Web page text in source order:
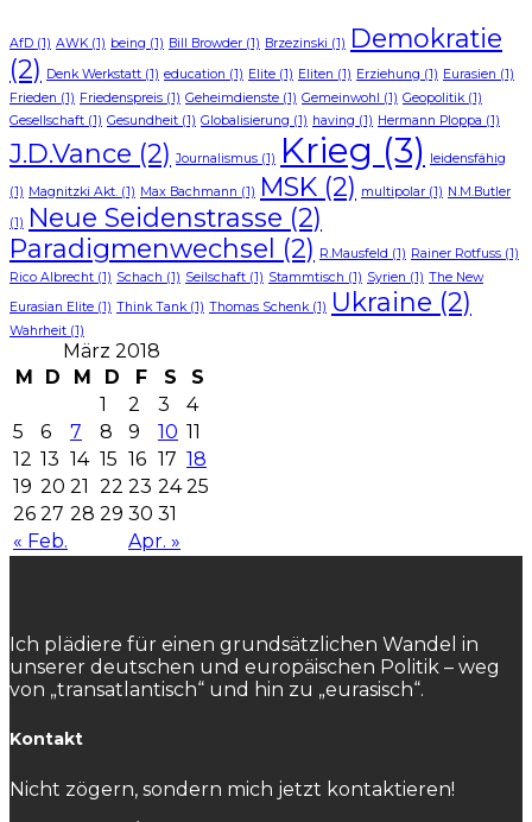
AfD (1) AWK(1) being (1) Bill Browder (1) Brzezinski (1) Demokratie
(2) Denk Werkstatt (1) education (1) Elite (1) Eliten (1) Erziehung (1) Eurasien (1)
Frieden (1) Friedenspreis (1) Geheimdienste (1) Gemeinwohl (1) Geopolitik(1)
Gesellschaft (1) Gesundheit (1) Globalisierung (1) having (1) Hermann Ploppa (1)
J.D.Vance (2) Journalismus (1) Krieg (3) leidensfähig
(1) Magnitzki Akt. (1) Max Bachmann (1) MSK (2) multipolar (1) N.M.Butler
(1) Neue Seidenstrasse (2)
Paradigmenwechsel (2) R.Mausfeld (1) Rainer Rotfuss (1)
Rico Albrecht (1) Schach (1) Seilschaft (1) Stammtisch (1) Syrien (1) The New
Eurasian Elite (1) Think Tank(1) Thomas Schenk(1) Ukraine (2)
Wahrheit (1)
März 2018
M
D M D F S S
« Feb. Apr. »
1 2 3
4
5
6 7 8 9 10 11
12 13 14 15 16 17 18
19 20 21 22 23 24 25
26 27 28 29 30 31
Ich plädiere für einen grundsätzlichen Wandel in
unserer deutschen und europäischen Politik – weg
von „transatlantisch“ und hin zu „eurasisch“.
Kontakt
Nicht zögern, sondern mich jetzt kontaktieren!